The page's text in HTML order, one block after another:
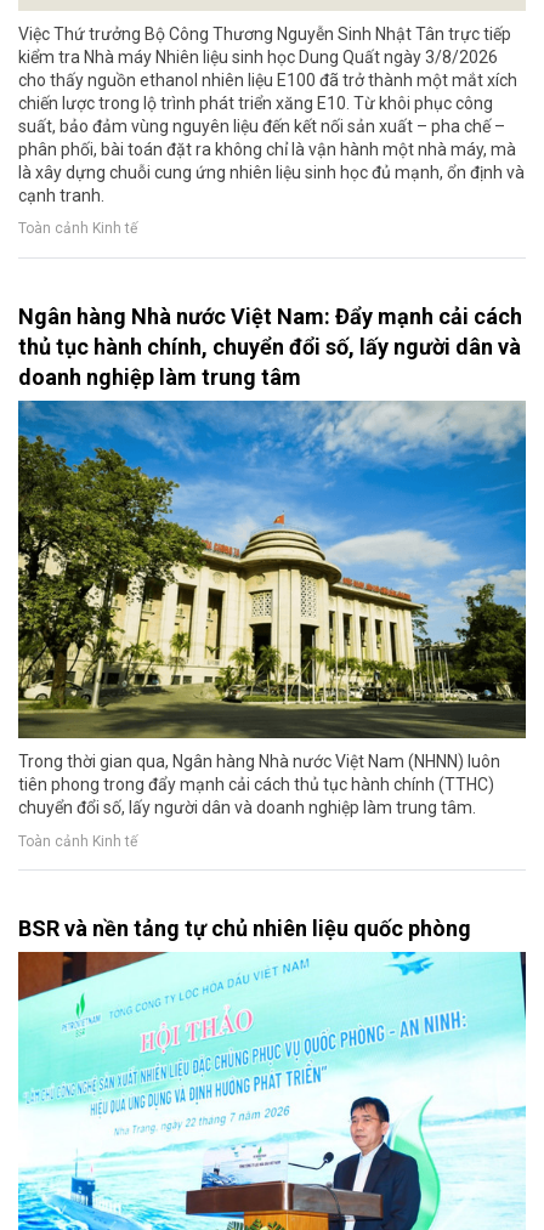
Việc Thứ trưởng Bộ Công Thương Nguyễn Sinh Nhật Tân trực tiếp
kiểm tra Nhà máy Nhiên liệu sinh học Dung Quất ngày 3/8/2026
cho thấy nguồn ethanol nhiên liệu E100 đã trở thành một mắt xích
chiến lược trong lộ trình phát triển xăng E10. Từ khôi phục công
suất, bảo đảm vùng nguyên liệu đến kết nối sản xuất – pha chế –
phân phối, bài toán đặt ra không chỉ là vận hành một nhà máy, mà
là xây dựng chuỗi cung ứng nhiên liệu sinh học đủ mạnh, ổn định và
cạnh tranh.
Toàn cảnh Kinh tế
Ngân hàng Nhà nước Việt Nam: Đẩy mạnh cải cách
thủ tục hành chính, chuyển đổi số, lấy người dân và
doanh nghiệp làm trung tâm
Trong thời gian qua, Ngân hàng Nhà nước Việt Nam (NHNN) luôn
tiên phong trong đẩy mạnh cải cách thủ tục hành chính (TTHC)
chuyển đổi số, lấy người dân và doanh nghiệp làm trung tâm.
Toàn cảnh Kinh tế
BSR và nền tảng tự chủ nhiên liệu quốc phòng